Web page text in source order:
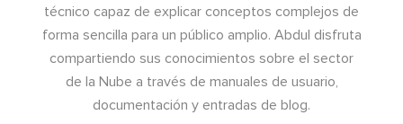
técnico capaz de explicar conceptos complejos de
forma sencilla para un público amplio. Abdul disfruta
compartiendo sus conocimientos sobre el sector
de la Nube a través de manuales de usuario,
documentación y entradas de blog.